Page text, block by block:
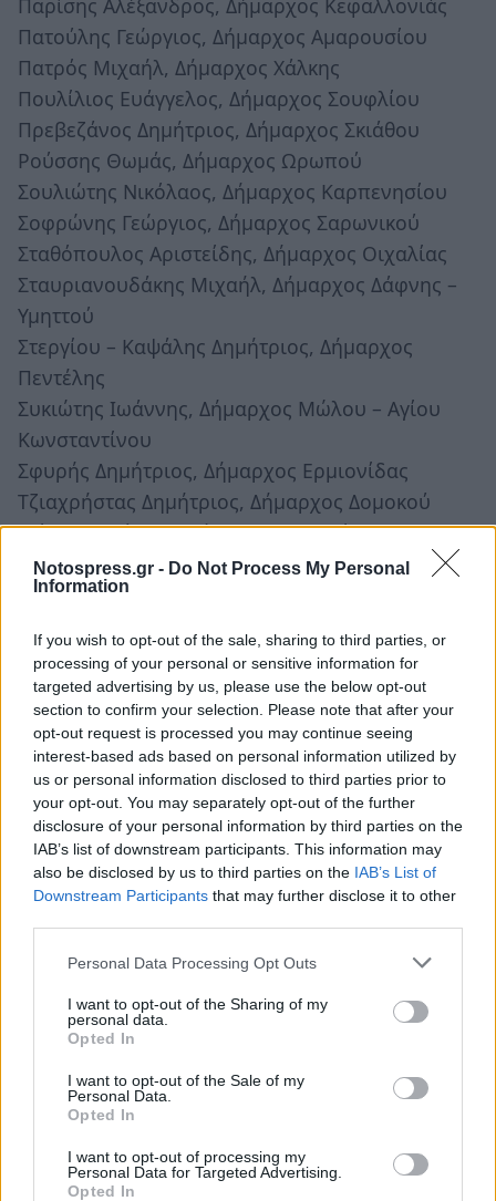
Notospress.gr - Do Not Process My Personal
Information
If you wish to opt-out of the sale, sharing to third parties, or
processing of your personal or sensitive information for
targeted advertising by us, please use the below opt-out
section to confirm your selection. Please note that after your
opt-out request is processed you may continue seeing
interest-based ads based on personal information utilized by
us or personal information disclosed to third parties prior to
your opt-out. You may separately opt-out of the further
disclosure of your personal information by third parties on the
IAB’s list of downstream participants. This information may
also be disclosed by us to third parties on the IAB’s List of
Downstream Participants that may further disclose it to other
Personal Data Processing Opt Outs
I want to opt-out of the Sharing of my
personal data.
Opted In
I want to opt-out of the Sale of my
Personal Data.
Opted In
I want to opt-out of processing my
Personal Data for Targeted Advertising.
Opted In
Πατούλης Γεώργιος, Δήμαρχος Αμαρουσίου
Πατρός Μιχαήλ, Δήμαρχος Χάλκης
Πουλίλιος Ευάγγελος, Δήμαρχος Σουφλίου
Πρεβεζάνος Δημήτριος, Δήμαρχος Σκιάθου
Ρούσσης Θωμάς, Δήμαρχος Ωρωπού
Σουλιώτης Νικόλαος, Δήμαρχος Καρπενησίου
Σοφρώνης Γεώργιος, Δήμαρχος Σαρωνικού
Σταθόπουλος Αριστείδης, Δήμαρχος Οιχαλίας
Σταυριανουδάκης Μιχαήλ, Δήμαρχος Δάφνης –
Υμηττού
Στεργίου – Καψάλης Δημήτριος, Δήμαρχος
Πεντέλης
Συκιώτης Ιωάννης, Δήμαρχος Μώλου – Αγίου
Κωνσταντίνου
Σφυρής Δημήτριος, Δήμαρχος Ερμιονίδας
Τζιαχρήστας Δημήτριος, Δήμαρχος Δομοκού
Τζίτζιος Ιωάννης, Δήμαρχος Σιθωνίας
Τσιρογιάννης Χρήστος, Δήμαρχος Αρταίων
Υπερήφανος Λουκάς, Δήμαρχος Ορχομενού
Χατζηδάκης Διονύσιος, Δήμαρχος Παλαιού
Φαλήρου
Χιονίδης Σάββας, Δήμαρχος Κατερίνης
TAGS: ΑΥΤΟΔΙΟΙΚΗΣΗ